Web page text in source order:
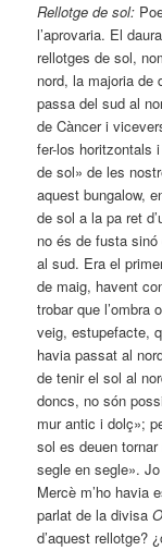
Rellotge de sol:
l’aprovaria. El
rellotges de sol,
nord, la majoria
passa del sud al
de Càncer i
fer-los horitzontals
de sol» de les
aquest bungalow,
de sol a la pa ret
no és de fusta
al sud. Era el
de maig, havent
trobar que
veig, estupefacte,
havia passat al
de tenir el sol al
doncs, no són
mur antic i dolç»;
sol es deuen
segle en segle».
Mercè m’ho havia
parlat de la divisa
d’aquest rellotge?